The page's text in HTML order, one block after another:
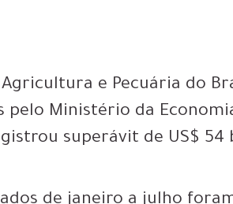
e Pecuária do
pelo Ministério da
superávit de US$ 54